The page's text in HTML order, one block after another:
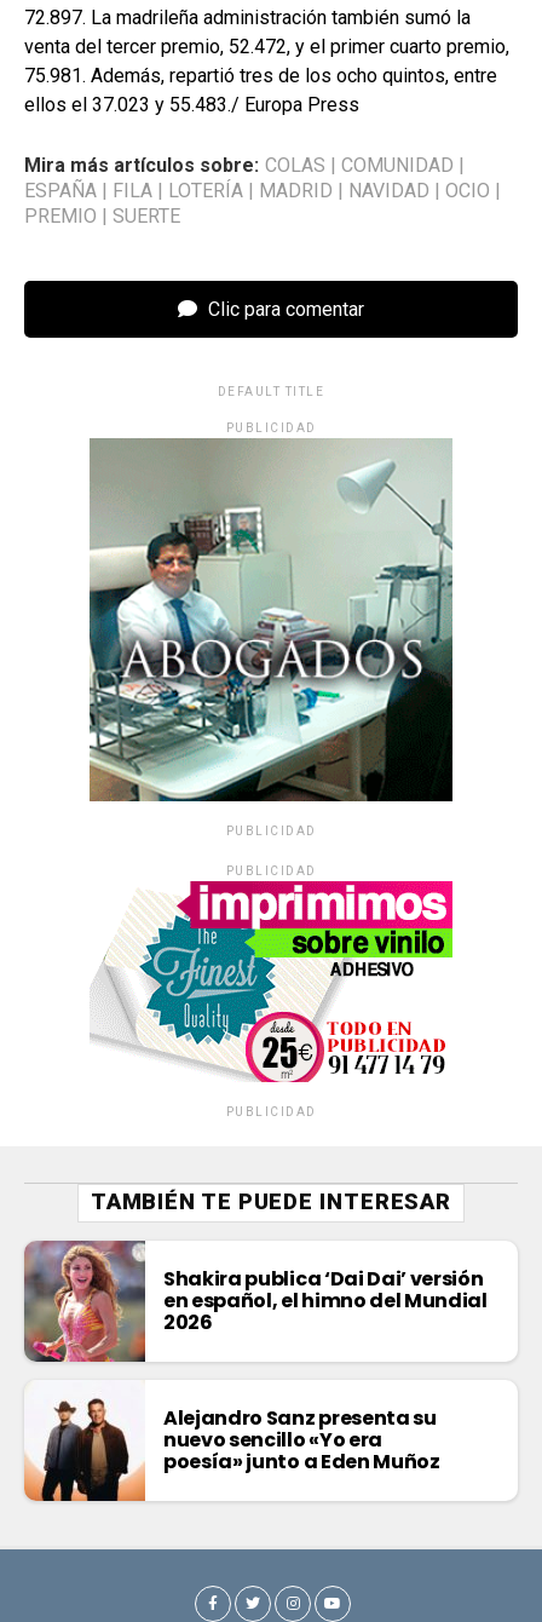
72.897. La madrileña administración también sumó la
venta del tercer premio, 52.472, y el primer cuarto premio,
75.981. Además, repartió tres de los ocho quintos, entre
ellos el 37.023 y 55.483./ Europa Press
Mira más artículos sobre: COLAS | COMUNIDAD |
ESPAÑA | FILA | LOTERÍA | MADRID | NAVIDAD | OCIO |
PREMIO | SUERTE
Clic para comentar
DEFAULT TITLE
PUBLICIDAD
PUBLICIDAD
PUBLICIDAD
PUBLICIDAD
TAMBIÉN TE PUEDE INTERESAR
Shakira publica ‘Dai Dai’ versión
en español, el himno del Mundial
2026
Alejandro Sanz presenta su
nuevo sencillo «Yo era
poesía» junto a Eden Muñoz